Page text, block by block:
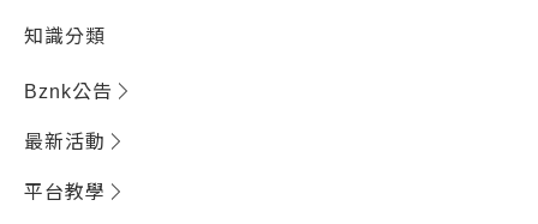
知識分類
Bznk公告
最新活動
平台教學